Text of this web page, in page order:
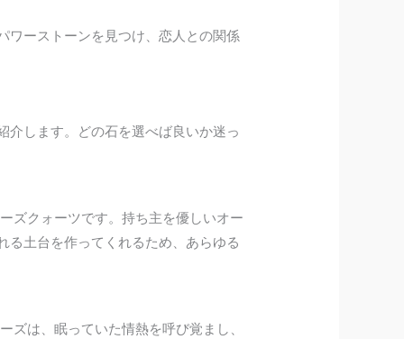
ワーストーンを見つけ、恋人との関係
します。どの石を選べば良いか迷っ
ズクォーツです。持ち主を優しいオー
土台を作ってくれるため、あらゆる
は、眠っていた情熱を呼び覚まし、